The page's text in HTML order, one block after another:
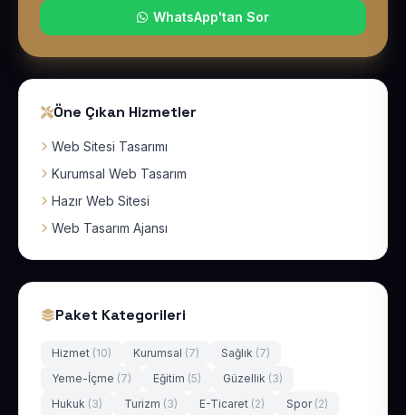
WhatsApp'tan Sor
Öne Çıkan Hizmetler
Web Sitesi Tasarımı
Kurumsal Web Tasarım
Hazır Web Sitesi
Web Tasarım Ajansı
Paket Kategorileri
Hizmet (10) Kurumsal (7) Sağlık (7)
Yeme-İçme (7) Eğitim (5) Güzellik (3)
Hukuk (3) Turizm (3) E-Ticaret (2) Spor (2)